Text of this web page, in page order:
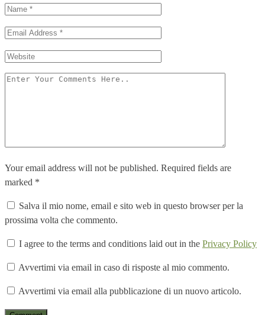
Your email address will not be published. Required fields are
marked *
Salva il mio nome, email e sito web in questo browser per la
prossima volta che commento.
I agree to the terms and conditions laid out in the Privacy Policy
Avvertimi via email in caso di risposte al mio commento.
Avvertimi via email alla pubblicazione di un nuovo articolo.